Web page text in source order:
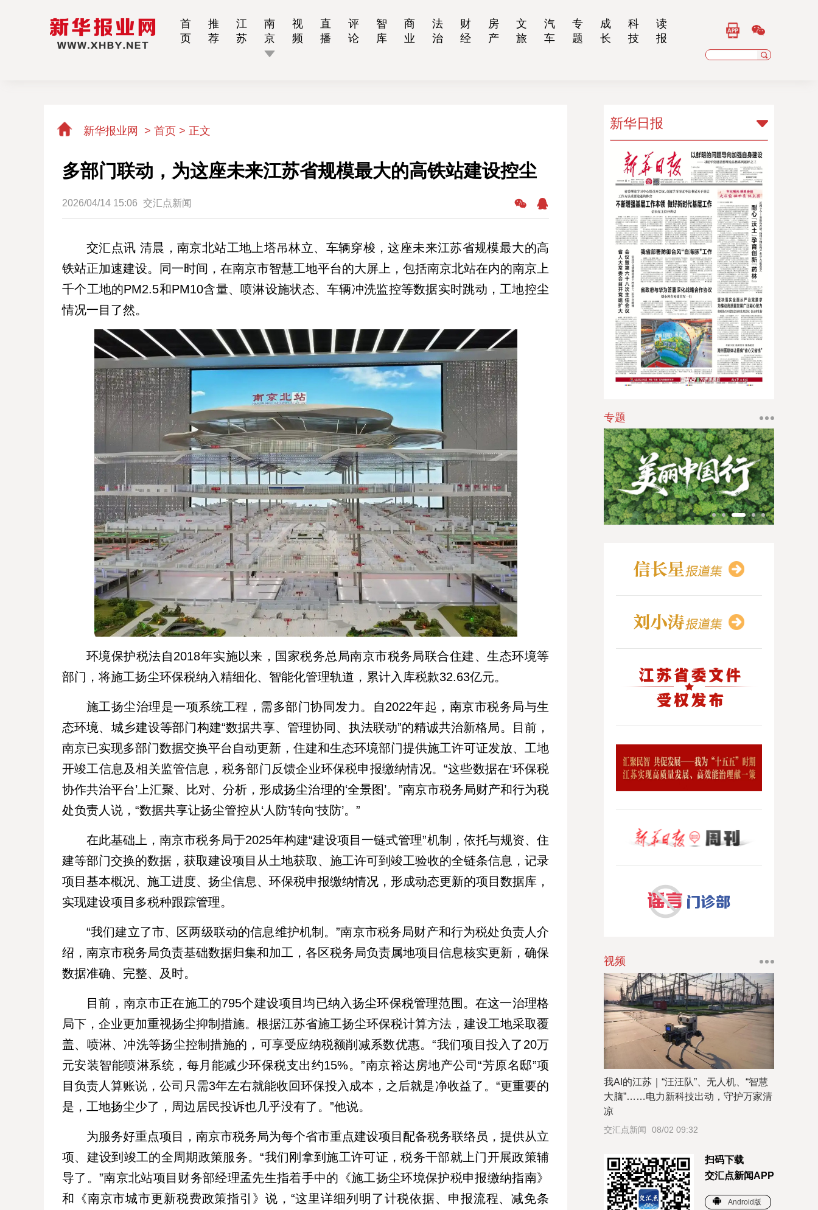
首
页
推
荐
江
苏
南
京
视
频
直
播
评
论
智
库
商
业
法
治
财
经
房
产
文
旅
汽
车
专
题
成
长
科
技
读
报
新华报业网 > 首页 > 正文
多部门联动，为这座未来江苏省规模最大的高铁站建设控尘
2026/04/14 15:06 交汇点新闻
交汇点讯 清晨，南京北站工地上塔吊林立、车辆穿梭，这座未来江苏省规模最大的高
铁站正加速建设。同一时间，在南京市智慧工地平台的大屏上，包括南京北站在内的南京上
千个工地的PM2.5和PM10含量、喷淋设施状态、车辆冲洗监控等数据实时跳动，工地控尘
情况一目了然。
环境保护税法自2018年实施以来，国家税务总局南京市税务局联合住建、生态环境等
部门，将施工扬尘环保税纳入精细化、智能化管理轨道，累计入库税款32.63亿元。
施工扬尘治理是一项系统工程，需多部门协同发力。自2022年起，南京市税务局与生
态环境、城乡建设等部门构建“数据共享、管理协同、执法联动”的精诚共治新格局。目前，
南京已实现多部门数据交换平台自动更新，住建和生态环境部门提供施工许可证发放、工地
开竣工信息及相关监管信息，税务部门反馈企业环保税申报缴纳情况。“这些数据在‘环保税
协作共治平台’上汇聚、比对、分析，形成扬尘治理的‘全景图’。”南京市税务局财产和行为税
处负责人说，“数据共享让扬尘管控从‘人防’转向‘技防’。”
在此基础上，南京市税务局于2025年构建“建设项目一链式管理”机制，依托与规资、住
建等部门交换的数据，获取建设项目从土地获取、施工许可到竣工验收的全链条信息，记录
项目基本概况、施工进度、扬尘信息、环保税申报缴纳情况，形成动态更新的项目数据库，
实现建设项目多税种跟踪管理。
“我们建立了市、区两级联动的信息维护机制。”南京市税务局财产和行为税处负责人介
绍，南京市税务局负责基础数据归集和加工，各区税务局负责属地项目信息核实更新，确保
数据准确、完整、及时。
目前，南京市正在施工的795个建设项目均已纳入扬尘环保税管理范围。在这一治理格
局下，企业更加重视扬尘抑制措施。根据江苏省施工扬尘环保税计算方法，建设工地采取覆
盖、喷淋、冲洗等扬尘控制措施的，可享受应纳税额削减系数优惠。“我们项目投入了20万
元安装智能喷淋系统，每月能减少环保税支出约15%。”南京裕达房地产公司“芳原名邸”项
目负责人算账说，公司只需3年左右就能收回环保投入成本，之后就是净收益了。“更重要的
是，工地扬尘少了，周边居民投诉也几乎没有了。”他说。
为服务好重点项目，南京市税务局为每个省市重点建设项目配备税务联络员，提供从立
项、建设到竣工的全周期政策服务。“我们刚拿到施工许可证，税务干部就上门开展政策辅
导了。”南京北站项目财务部经理孟先生指着手中的《施工扬尘环境保护税申报缴纳指南》
和《南京市城市更新税费政策指引》说，“这里详细列明了计税依据、申报流程、减免条
新华日报
新华日报
扬子晚报
乡村干部报
南京晨报
江苏经济报
江苏法治报
江南时报
新苏商
扬子体育报
银潮
华人时刊
专题
视频
我AI的江苏｜“汪汪队”、无人机、“智慧
大脑”……电力新科技出动，守护万家清
凉
交汇点新闻 08/02 09:32
扫码下载
交汇点新闻APP
Android版